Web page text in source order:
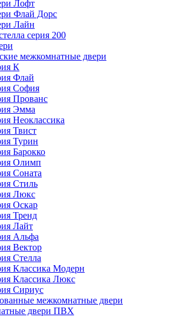
Лофт
Флай Дорс
Лайн
серия 200
межкомнатные двери
К
Флай
София
Прованс
Эмма
Неоклассика
Твист
Турин
Барокко
Олимп
Соната
Стиль
Люкс
Оскар
Тренд
Лайт
Альфа
Вектор
Стелла
Классика Модерн
Классика Люкс
Сириус
межкомнатные двери
двери ПВХ